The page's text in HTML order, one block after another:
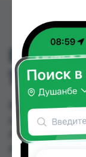
150МЛ
ВИТАНОЛ
заказать в
АЗИЗ ВАКО ,